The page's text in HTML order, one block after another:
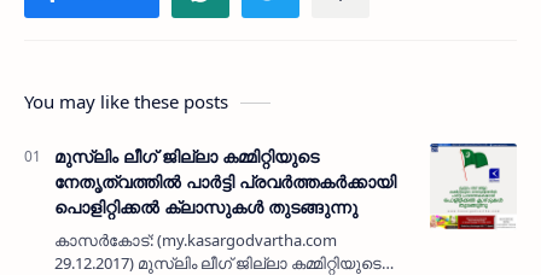
You may like these posts
മുസ്ലിം ലീഗ് ജില്ലാ കമ്മിറ്റിയുടെ
നേതൃത്വത്തില്‍ പാര്‍ട്ടി പ്രവര്‍ത്തകര്‍ക്കായി
പൊളിറ്റിക്കല്‍ ക്ലാസുകള്‍ തുടങ്ങുന്നു
കാസര്‍കോട്: (my.kasargodvartha.com
29.12.2017) മുസ്ലിം ലീഗ് ജില്ലാ കമ്മിറ്റിയുടെ